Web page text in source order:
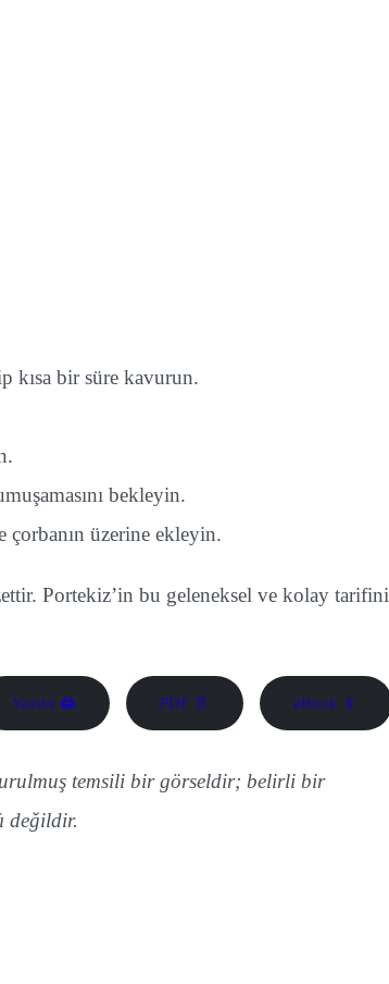
kısa bir süre kavurun.
bekleyin.
çorbanın üzerine ekleyin.
Portekiz’in bu geleneksel ve kolay tarifini
Yazdır 🖨 PDF 📄 eBook 📱
temsili bir görseldir; belirli bir
değildir.